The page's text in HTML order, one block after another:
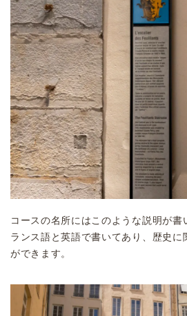
コースの名所にはこのような説明が書
ランス語と英語で書いてあり、歴史に
ができます。